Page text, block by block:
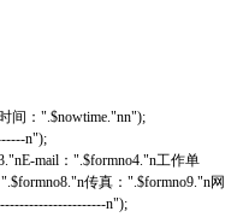
间：".$nowtime."nn");
n");
mail：".$formno4."n工作单
传真：".$formno9."n网
n");